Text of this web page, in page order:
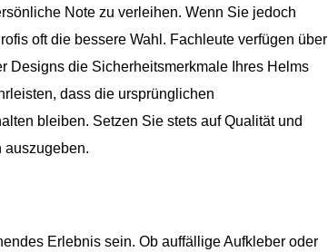
Note zu verleihen. Wenn Sie jedoch
oft die bessere Wahl. Fachleute verfügen über
Designs die Sicherheitsmerkmale Ihres Helms
dass die ursprünglichen
bleiben. Setzen Sie stets auf Qualität und
auszugeben.
Erlebnis sein. Ob auffällige Aufkleber oder